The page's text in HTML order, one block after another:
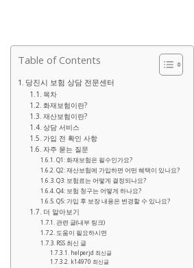
Table of Contents
당진시 보험 상담 전문센터
목차
화재보험이란?
재산보험이란?
상담 서비스
가입 전 확인 사항
자주 묻는 질문
Q1: 화재보험은 필수인가요?
Q2: 재산보험에 가입하면 어떤 혜택이 있나요?
Q3: 보험료는 어떻게 결정되나요?
Q4: 보험 청구는 어떻게 하나요?
Q5: 가입 후 보장 내용은 변경할 수 있나요?
더 알아보기
관련 글(내부 링크)
도움이 필요하시면
RSS 최신 글
helperjd 최신글
k14970 최신글